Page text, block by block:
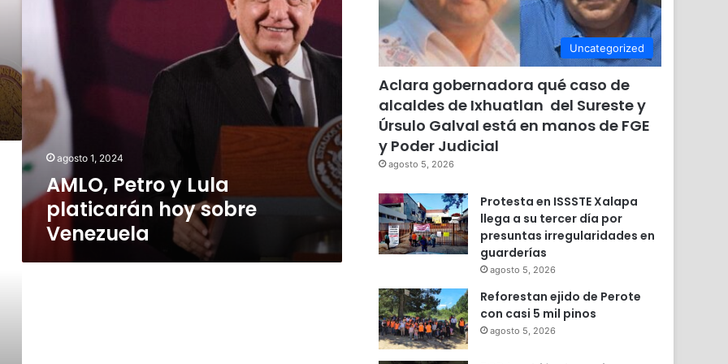
Venezuela
agosto 1, 2024
AMLO, Petro y Lula
platicarán hoy sobre
Venezuela
Uncategorized
Aclara gobernadora qué caso de
alcaldes de Ixhuatlan del Sureste y
Úrsulo Galval está en manos de FGE
y Poder Judicial
agosto 5, 2026
Protesta en ISSSTE Xalapa
llega a su tercer día por
presuntas irregularidades en
guarderías
agosto 5, 2026
Reforestan ejido de Perote
con casi 5 mil pinos
agosto 5, 2026